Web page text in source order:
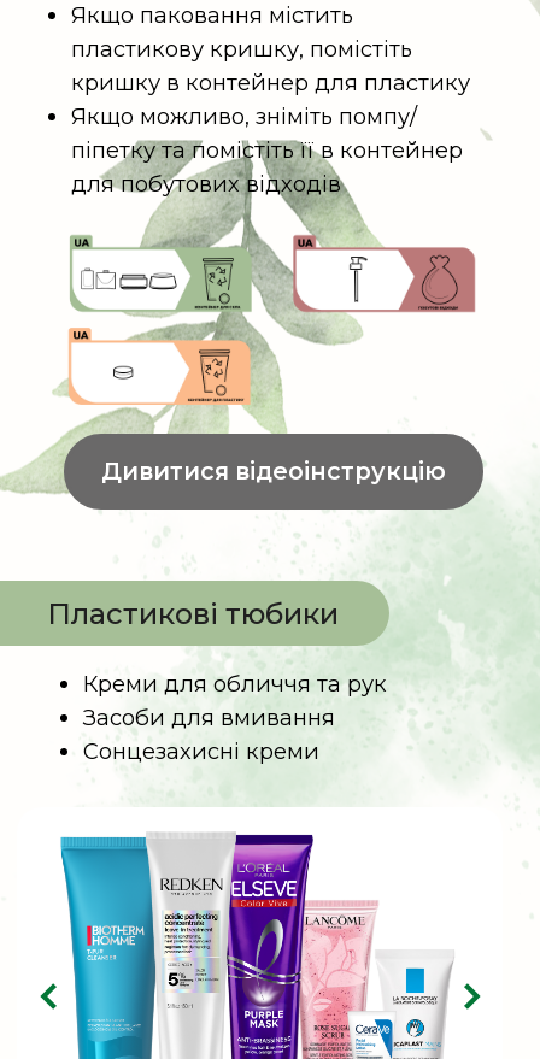
Як сортувати?
Помістіть рукавички, пакетик, тюбик
та пляшку в контейнер для
побутових відходів
Помістіть паперову коробку та
інструкцію в контейнер для паперу
Засоби для гігієни (піна/гель для
гоління, дезодоранти-
антиперспіранти у формі спрею)
Термальна вода
Сонцезахисні засоби у формі спрею
Засоби для догляду за волоссям
(сухі шампуні, тонувальні спреї для
Засоби для укладання волосся
Алюмінієві балони та тюбики
Як сортувати?